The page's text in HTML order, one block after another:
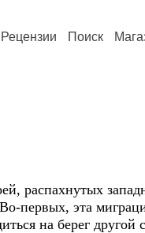
Рецензии Поиск
распахнутых
первых, эта
на берег другой